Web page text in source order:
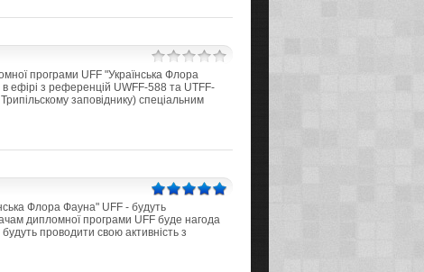
програми UFF "Українська Флора
ефірі з референцій UWFF-588 та UTFF-
заповіднику) спеціальним
Флора Фауна" UFF - будуть
дипломної програми UFF буде нагода
проводити свою активність з